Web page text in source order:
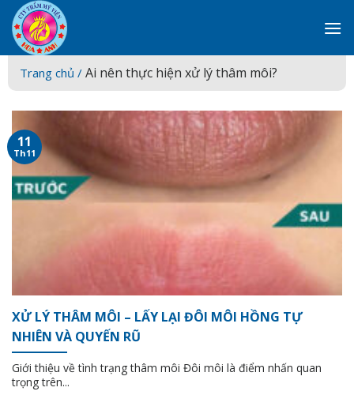
Skip
to
content
Trang chủ / Ai nên thực hiện xử lý thâm môi?
XỬ LÝ THÂM MÔI – LẤY LẠI ĐÔI MÔI HỒNG TỰ
NHIÊN VÀ QUYẾN RŨ
Giới thiệu về tình trạng thâm môi Đôi môi là điểm nhấn quan
trọng trên...
11
Th11